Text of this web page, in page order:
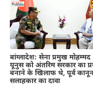
बांग्लादेश: सेना प्रमुख मोहम्मद
यूनुस को अंतरिम सरकार का
बनाने के खिलाफ थे, पूर्व
सलाहकार का दावा